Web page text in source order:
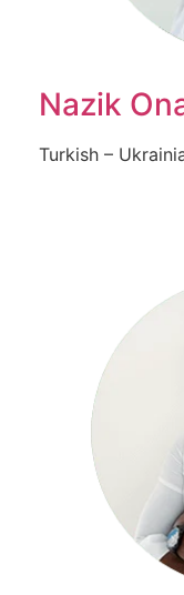
Nazik
Turkish –